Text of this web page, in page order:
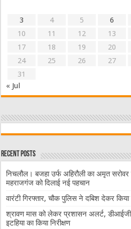
3
4 5 6
10
11 12 13
17
18 19 20
24
25 26 27
31
« Jul
Recent Posts
निचलौल। बजहा उर्फ अहिरौली का अमृत
महराजगंज को दिलाई नई पहचान
वारंटी गिरफ्तार, चौक पुलिस ने दबिश देकर किया
श्रावण मास को लेकर प्रशासन अलर्ट,
इटहिया का किया निरीक्षण